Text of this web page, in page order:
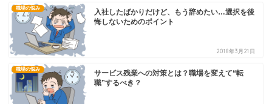
職場の悩み
入社したばかりだけど、もう辞めたい…選択を後
悔しないためのポイント
2018年3月21日
職場の悩み
サービス残業への対策とは？職場を変えて“転
職”するべき？